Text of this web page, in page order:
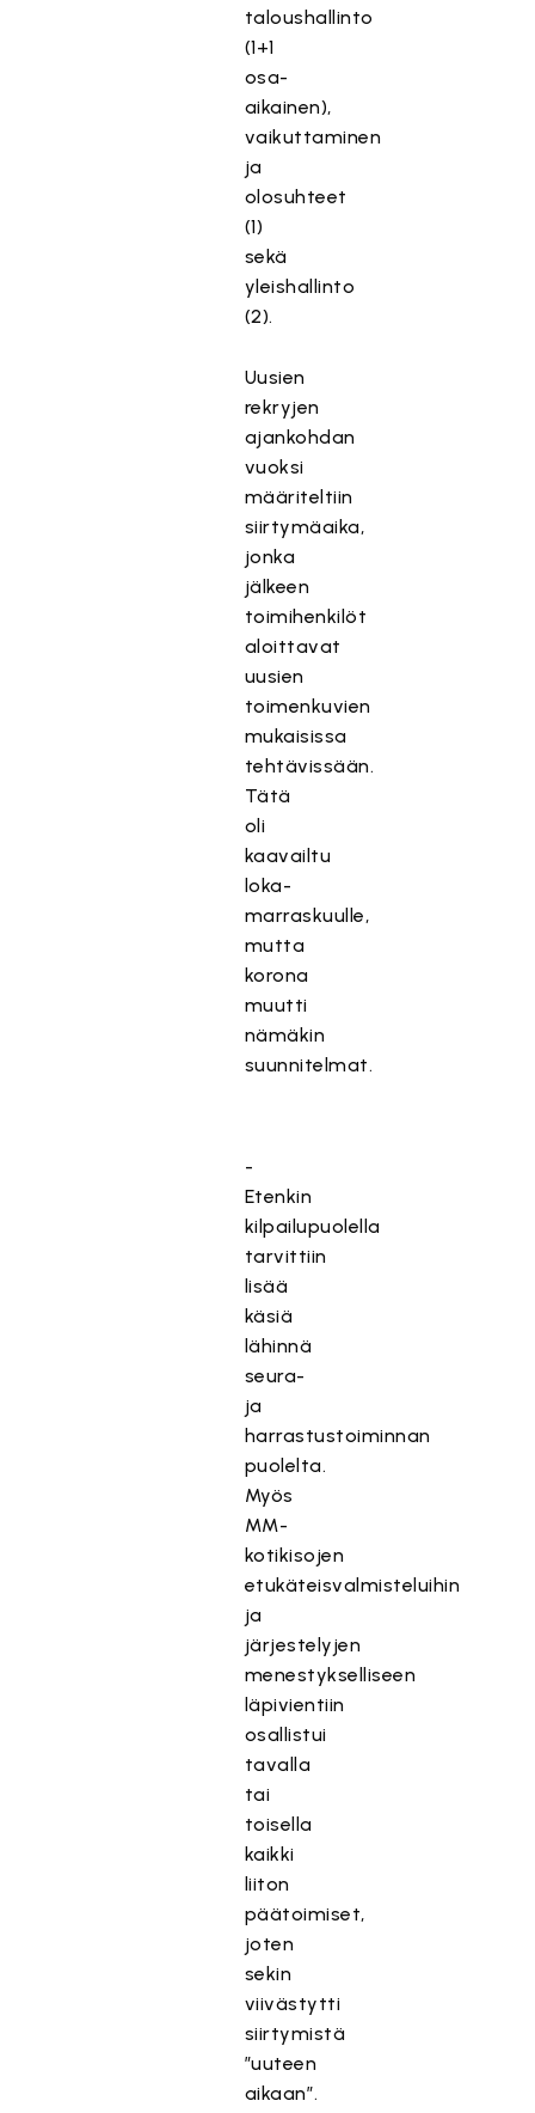
taloushallinto
(1+1
osa-
aikainen),
vaikuttaminen
ja
olosuhteet
(1)
sekä
yleishallinto
(2).
Uusien
rekryjen
ajankohdan
vuoksi
määriteltiin
siirtymäaika,
jonka
jälkeen
toimihenkilöt
aloittavat
uusien
toimenkuvien
mukaisissa
tehtävissään.
Tätä
oli
kaavailtu
loka-
marraskuulle,
mutta
korona
muutti
nämäkin
suunnitelmat.
-
Etenkin
kilpailupuolella
tarvittiin
lisää
käsiä
lähinnä
seura-
ja
harrastustoiminnan
puolelta.
Myös
MM-
kotikisojen
etukäteisvalmisteluihin
ja
järjestelyjen
menestykselliseen
läpivientiin
osallistui
tavalla
tai
toisella
kaikki
liiton
päätoimiset,
joten
sekin
viivästytti
siirtymistä
”uuteen
aikaan”.